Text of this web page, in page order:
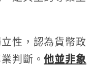
性，認為貨幣政
判斷。他並非象